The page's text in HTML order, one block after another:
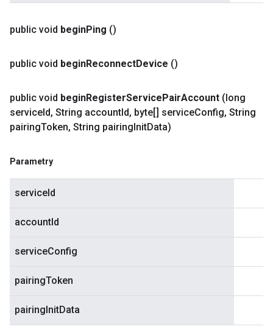
public void beginPing ()
public void beginReconnectDevice ()
public void beginRegisterServicePairAccount (long
serviceId, String accountId, byte[] serviceConfig, String
pairingToken, String pairingInitData)
Parametry
serviceId
accountId
serviceConfig
pairingToken
pairingInitData